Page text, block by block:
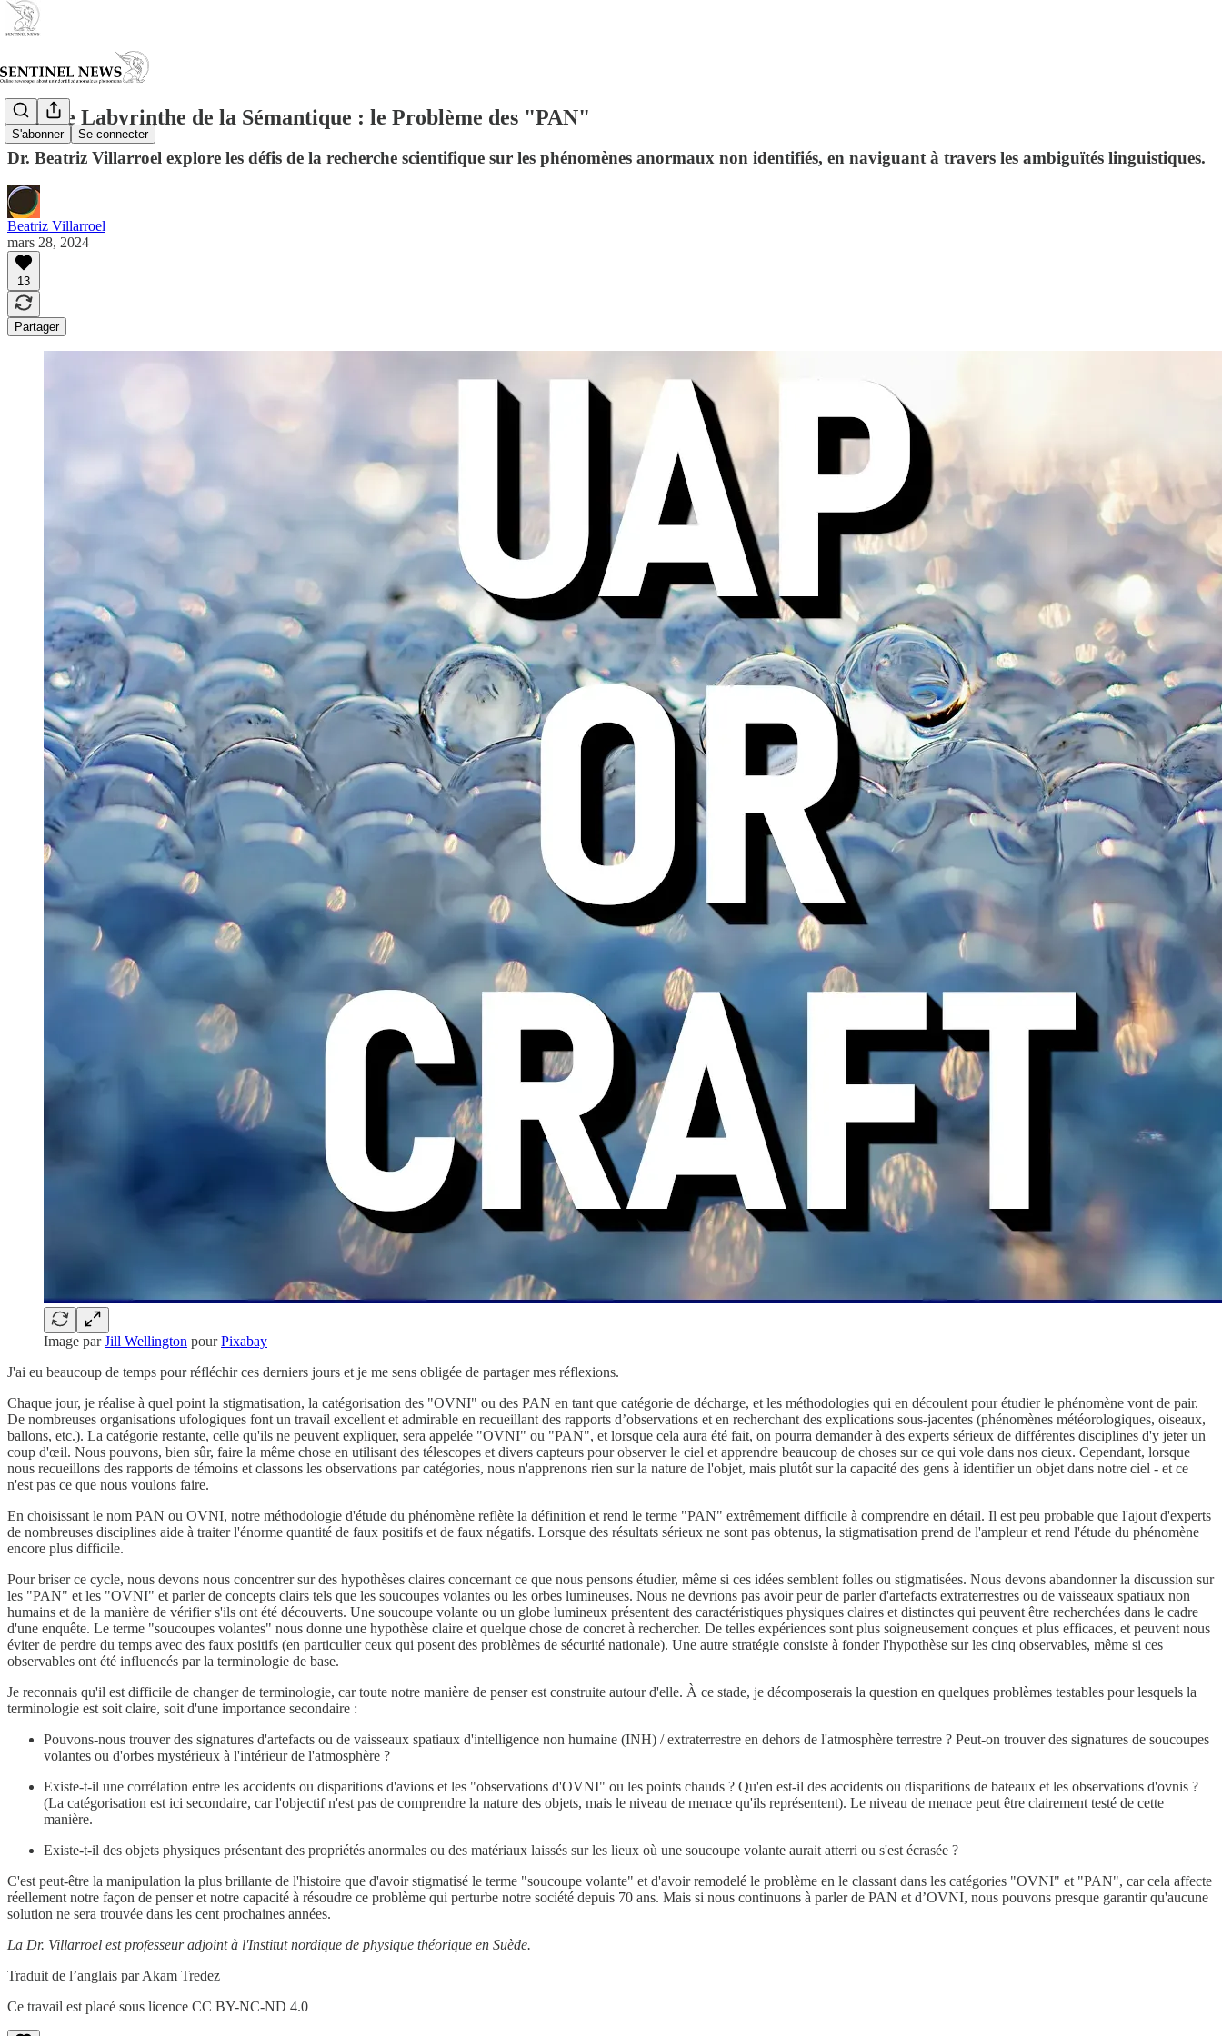
S'abonner Se connecter
Dans le Labyrinthe de la Sémantique : le Problème des "PAN"
Dr. Beatriz Villarroel explore les défis de la recherche scientifique sur les phénomènes anormaux non identifiés, en naviguant à travers les ambiguïtés linguistiques.
Beatriz Villarroel
mars 28, 2024
13
Partager
Image parJill Wellington pourPixabay
J'ai eu beaucoup de temps pour réfléchir ces derniers jours et je me sens obligée de partager mes réflexions.
Chaque jour, je réalise à quel point la stigmatisation, la catégorisation des "OVNI" ou des PAN en tant que catégorie de décharge, et les méthodologies qui en découlent pour étudier le phénomène vont de pair.
De nombreuses organisations ufologiques font un travail excellent et admirable en recueillant des rapports d’observations et en recherchant des explications sous-jacentes (phénomènes météorologiques, oiseaux,
ballons, etc.). La catégorie restante, celle qu'ils ne peuvent expliquer, sera appelée "OVNI" ou "PAN", et lorsque cela aura été fait, on pourra demander à des experts sérieux de différentes disciplines d'y jeter un
coup d'œil. Nous pouvons, bien sûr, faire la même chose en utilisant des télescopes et divers capteurs pour observer le ciel et apprendre beaucoup de choses sur ce qui vole dans nos cieux. Cependant, lorsque
nous recueillons des rapports de témoins et classons les observations par catégories, nous n'apprenons rien sur la nature de l'objet, mais plutôt sur la capacité des gens à identifier un objet dans notre ciel - et ce
n'est pas ce que nous voulons faire.
En choisissant le nom PAN ou OVNI, notre méthodologie d'étude du phénomène reflète la définition et rend le terme "PAN" extrêmement difficile à comprendre en détail. Il est peu probable que l'ajout d'experts
de nombreuses disciplines aide à traiter l'énorme quantité de faux positifs et de faux négatifs. Lorsque des résultats sérieux ne sont pas obtenus, la stigmatisation prend de l'ampleur et rend l'étude du phénomène
encore plus difficile.
Pour briser ce cycle, nous devons nous concentrer sur des hypothèses claires concernant ce que nous pensons étudier, même si ces idées semblent folles ou stigmatisées. Nous devons abandonner la discussion sur
les "PAN" et les "OVNI" et parler de concepts clairs tels que les soucoupes volantes ou les orbes lumineuses. Nous ne devrions pas avoir peur de parler d'artefacts extraterrestres ou de vaisseaux spatiaux non
humains et de la manière de vérifier s'ils ont été découverts. Une soucoupe volante ou un globe lumineux présentent des caractéristiques physiques claires et distinctes qui peuvent être recherchées dans le cadre
d'une enquête. Le terme "soucoupes volantes" nous donne une hypothèse claire et quelque chose de concret à rechercher. De telles expériences sont plus soigneusement conçues et plus efficaces, et peuvent nous
éviter de perdre du temps avec des faux positifs (en particulier ceux qui posent des problèmes de sécurité nationale). Une autre stratégie consiste à fonder l'hypothèse sur les cinq observables, même si ces
observables ont été influencés par la terminologie de base.
Je reconnais qu'il est difficile de changer de terminologie, car toute notre manière de penser est construite autour d'elle. À ce stade, je décomposerais la question en quelques problèmes testables pour lesquels la
terminologie est soit claire, soit d'une importance secondaire :
Pouvons-nous trouver des signatures d'artefacts ou de vaisseaux spatiaux d'intelligence non humaine (INH) / extraterrestre en dehors de l'atmosphère terrestre ? Peut-on trouver des signatures de soucoupes
volantes ou d'orbes mystérieux à l'intérieur de l'atmosphère ?
Existe-t-il une corrélation entre les accidents ou disparitions d'avions et les "observations d'OVNI" ou les points chauds ? Qu'en est-il des accidents ou disparitions de bateaux et les observations d'ovnis ?
(La catégorisation est ici secondaire, car l'objectif n'est pas de comprendre la nature des objets, mais le niveau de menace qu'ils représentent). Le niveau de menace peut être clairement testé de cette
manière.
Existe-t-il des objets physiques présentant des propriétés anormales ou des matériaux laissés sur les lieux où une soucoupe volante aurait atterri ou s'est écrasée ?
C'est peut-être la manipulation la plus brillante de l'histoire que d'avoir stigmatisé le terme "soucoupe volante" et d'avoir remodelé le problème en le classant dans les catégories "OVNI" et "PAN", car cela affecte
réellement notre façon de penser et notre capacité à résoudre ce problème qui perturbe notre société depuis 70 ans. Mais si nous continuons à parler de PAN et d’OVNI, nous pouvons presque garantir qu'aucune
solution ne sera trouvée dans les cent prochaines années.
La Dr. Villarroel est professeur adjoint à l'Institut nordique de physique théorique en Suède.
Traduit de l’anglais par Akam Tredez
Ce travail est placé sous licence CC BY-NC-ND 4.0